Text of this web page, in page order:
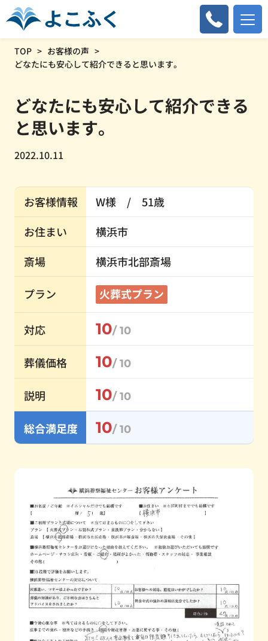
TOP
お客様の声
どなたにも安心して紹介できると思います。
どなたにも安心して紹介できる
と思います。
2022.10.11
お客様情報
W様 / 51歳
お住まい
横浜市
斎場
横浜市北部斎場
プラン 火葬式プラン
対応 10/ 10
葬儀価格 10/ 10
説明 10/ 10
総合満足度 10/ 10